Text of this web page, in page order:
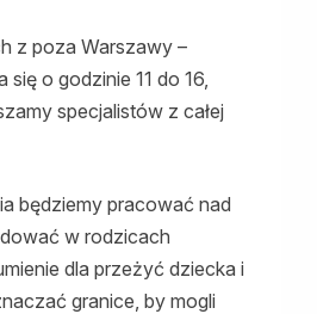
z poza Warszawy –
o godzinie 11 do 16,
specjalistów z całej
będziemy pracować nad
w rodzicach
dla przeżyć dziecka i
granice, by mogli